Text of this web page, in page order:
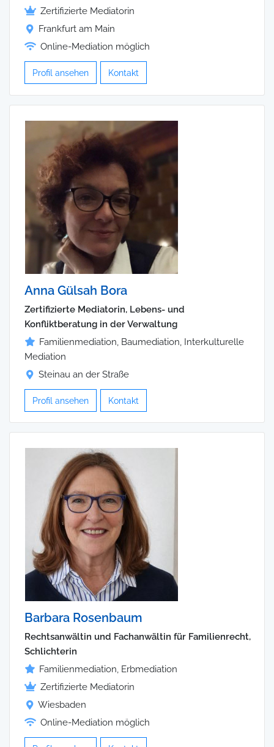
Zertifizierte Mediatorin
Frankfurt am Main
Online-Mediation möglich
Profil ansehen Kontakt
Anna Gülsah Bora
Zertifizierte Mediatorin, Lebens- und
Konfliktberatung in der Verwaltung
Familienmediation, Baumediation, Interkulturelle
Mediation
Steinau an der Straße
Profil ansehen Kontakt
Barbara Rosenbaum
Rechtsanwältin und Fachanwältin für Familienrecht,
Schlichterin
Familienmediation, Erbmediation
Zertifizierte Mediatorin
Wiesbaden
Online-Mediation möglich